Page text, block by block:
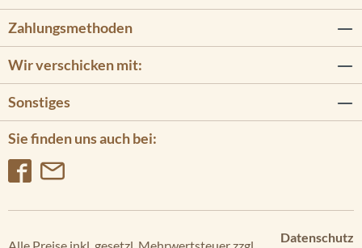
Sie finden uns auch bei:
Zahlungsmethoden
Wir verschicken mit:
Sonstiges
Datenschutz